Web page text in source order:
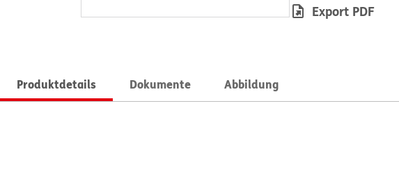
Export PDF
Produktdetails Dokumente Abbildung